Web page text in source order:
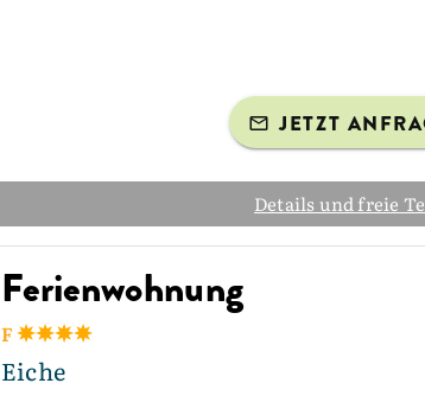
JETZT
Details und freie
Ferienwohnung
F
Eiche